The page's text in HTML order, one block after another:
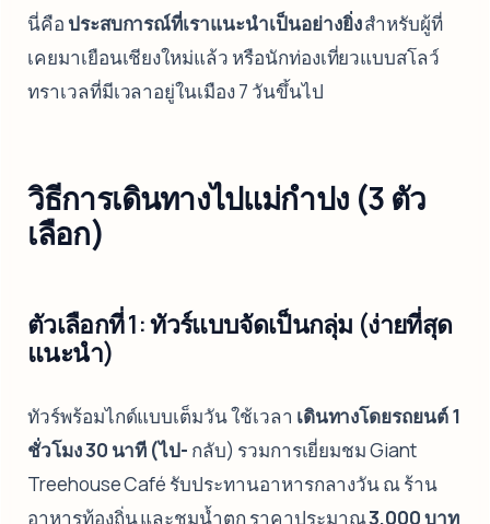
นี่คือ ประสบการณ์ที่เราแนะนำเป็นอย่างยิ่งสำหรับผู้ที่
เคยมาเยือนเชียงใหม่แล้ว หรือนักท่องเที่ยวแบบสโลว์
ทราเวลที่มีเวลาอยู่ในเมือง 7 วันขึ้นไป
วิธีการเดินทางไปแม่กำปง (3 ตัว
เลือก)
ตัวเลือกที่ 1: ทัวร์แบบจัดเป็นกลุ่ม (ง่ายที่สุด
แนะนำ)
ทัวร์พร้อมไกด์แบบเต็มวัน ใช้เวลา เดินทางโดยรถยนต์ 1
ชั่วโมง 30 นาที (ไป- กลับ) รวมการเยี่ยมชม Giant
Treehouse Café รับประทานอาหารกลางวัน ณ ร้าน
อาหารท้องถิ่น และชมน้ำตก ราคาประมาณ3,000 บาท